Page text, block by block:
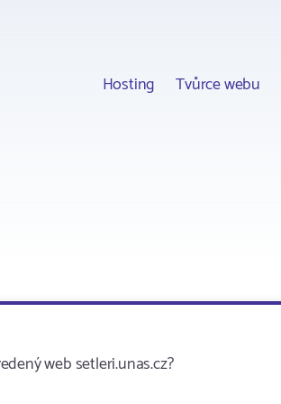
Hosting Tvůrce webu
web setleri.unas.cz?